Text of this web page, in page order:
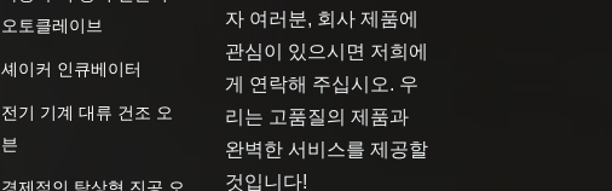
오토클레이브
셰이커 인큐베이터
전기 기계 대류 건조 오
븐
자 여러분, 회사 제품에
관심이 있으시면 저희에
게 연락해 주십시오. 우
리는 고품질의 제품과
완벽한 서비스를 제공할
것입니다!